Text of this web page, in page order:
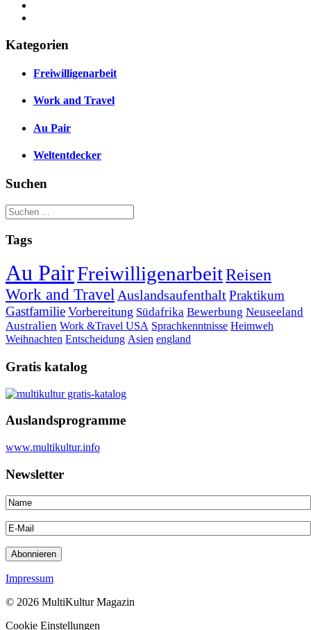
Kategorien
Freiwilligenarbeit
Work and Travel
Au Pair
Weltentdecker
Suchen
Tags
Au PairFreiwilligenarbeitReisen
Work and Travel AuslandsaufenthaltPraktikum
Gastfamilie Vorbereitung Südafrika Bewerbung Neuseeland
Australien Work &Travel USA Sprachkenntnisse Heimweh
Weihnachten Entscheidung Asien england
Gratis katalog
Auslandsprogramme
www.multikultur.info
Newsletter
Impressum
© 2026 MultiKultur Magazin
Cookie Einstellungen